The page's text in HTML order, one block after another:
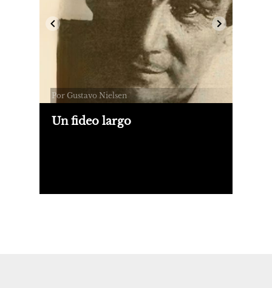
Por Gustavo Nielsen
Un fideo largo
mundo".